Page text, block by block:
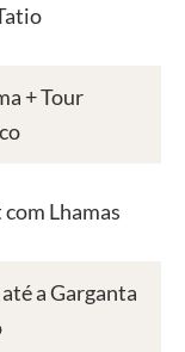
+ Tour
Lhamas
a Garganta